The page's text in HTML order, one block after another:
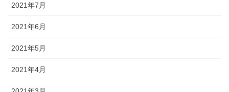
2021年7月
2021年6月
2021年5月
2021年4月